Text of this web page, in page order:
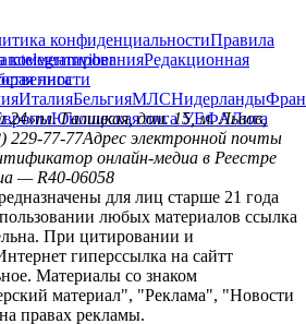
конфиденциальностиПравила
комментированияРедакционная
telegramviber
лига
ИталияБельгияМЛСНидерланды
Юношеская лига УЕФАЛига
24»пл. Галицкая, дом. 15, м. Львов,
229-77-77Адрес электронной почты
онлайн-медиа в Реестре
— R40-06058
для лиц старше 21 года
любых материалов ссылка
При цитировании и
гиперссылка на сайтт
Материалы со знаком
материал", "Реклама", "Новости
правах рекламы.